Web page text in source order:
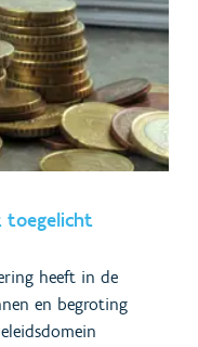
toegelicht
heeft in de
en begroting